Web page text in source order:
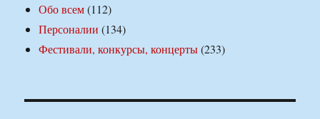
Обо всем(112)
Персоналии (134)
Фестивали, конкурсы, концерты(233)